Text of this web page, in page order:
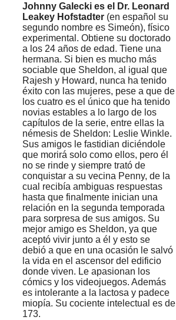
Johnny Galecki es el Dr. Leonard
Leakey Hofstadter (en español su
segundo nombre es Simeón), físico
experimental. Obtiene su doctorado
a los 24 años de edad. Tiene una
hermana. Si bien es mucho más
sociable que Sheldon, al igual que
Rajesh y Howard, nunca ha tenido
éxito con las mujeres, pese a que de
los cuatro es el único que ha tenido
novias estables a lo largo de los
capítulos de la serie, entre ellas la
némesis de Sheldon: Leslie Winkle.
Sus amigos le fastidian diciéndole
que morirá solo como ellos, pero él
no se rinde y siempre trató de
conquistar a su vecina Penny, de la
cual recibía ambiguas respuestas
hasta que finalmente inician una
relación en la segunda temporada
para sorpresa de sus amigos. Su
mejor amigo es Sheldon, ya que
aceptó vivir junto a él y esto se
debió a que en una ocasión le salvó
la vida en el ascensor del edificio
donde viven. Le apasionan los
cómics y los videojuegos. Además
es intolerante a la lactosa y padece
miopía. Su cociente intelectual es de
173.